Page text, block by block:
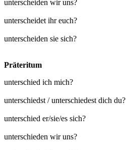
unterscheiden wir uns?
unterscheidet ihr euch?
unterscheiden sie sich?
Präteritum
unterschied ich mich?
unterschiedst / unterschiedest dich du?
unterschied er/sie/es sich?
unterschieden wir uns?